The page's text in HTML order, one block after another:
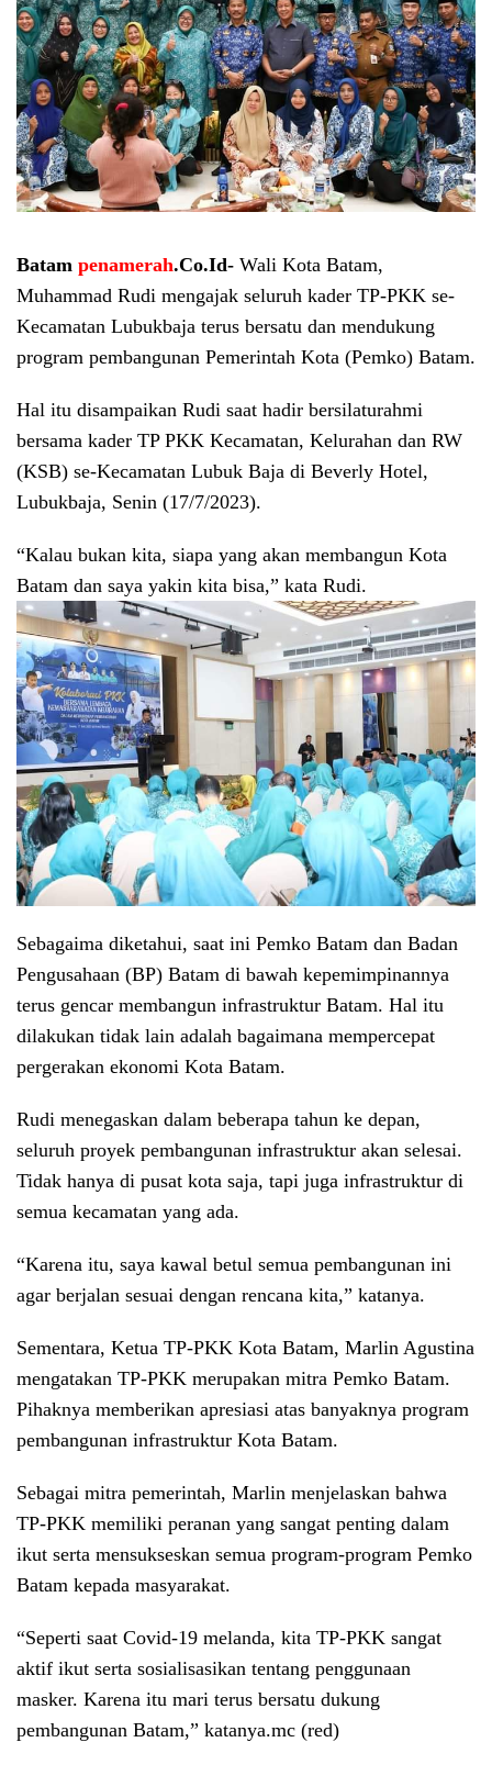
Batam penamerah.Co.Id- Wali Kota Batam,
Muhammad Rudi mengajak seluruh kader TP-PKK se-
Kecamatan Lubukbaja terus bersatu dan mendukung
program pembangunan Pemerintah Kota (Pemko) Batam.
Hal itu disampaikan Rudi saat hadir bersilaturahmi
bersama kader TP PKK Kecamatan, Kelurahan dan RW
(KSB) se-Kecamatan Lubuk Baja di Beverly Hotel,
Lubukbaja, Senin (17/7/2023).
“Kalau bukan kita, siapa yang akan membangun Kota
Batam dan saya yakin kita bisa,” kata Rudi.
Sebagaima diketahui, saat ini Pemko Batam dan Badan
Pengusahaan (BP) Batam di bawah kepemimpinannya
terus gencar membangun infrastruktur Batam. Hal itu
dilakukan tidak lain adalah bagaimana mempercepat
pergerakan ekonomi Kota Batam.
Rudi menegaskan dalam beberapa tahun ke depan,
seluruh proyek pembangunan infrastruktur akan selesai.
Tidak hanya di pusat kota saja, tapi juga infrastruktur di
semua kecamatan yang ada.
“Karena itu, saya kawal betul semua pembangunan ini
agar berjalan sesuai dengan rencana kita,” katanya.
Sementara, Ketua TP-PKK Kota Batam, Marlin Agustina
mengatakan TP-PKK merupakan mitra Pemko Batam.
Pihaknya memberikan apresiasi atas banyaknya program
pembangunan infrastruktur Kota Batam.
Sebagai mitra pemerintah, Marlin menjelaskan bahwa
TP-PKK memiliki peranan yang sangat penting dalam
ikut serta mensukseskan semua program-program Pemko
Batam kepada masyarakat.
“Seperti saat Covid-19 melanda, kita TP-PKK sangat
aktif ikut serta sosialisasikan tentang penggunaan
masker. Karena itu mari terus bersatu dukung
pembangunan Batam,” katanya.mc (red)